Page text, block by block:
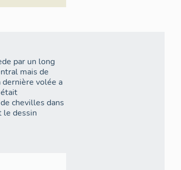
par un long
mais de
dernière volée a
chevilles dans
le dessin